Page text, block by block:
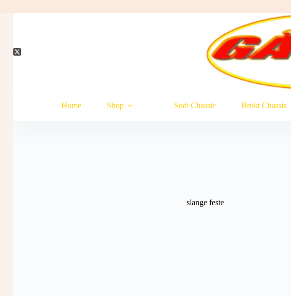
Home Shop Sodi Chassie Brukt Chassis
slange feste